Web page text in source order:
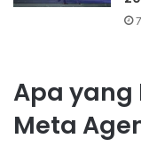
Apa yang
Meta